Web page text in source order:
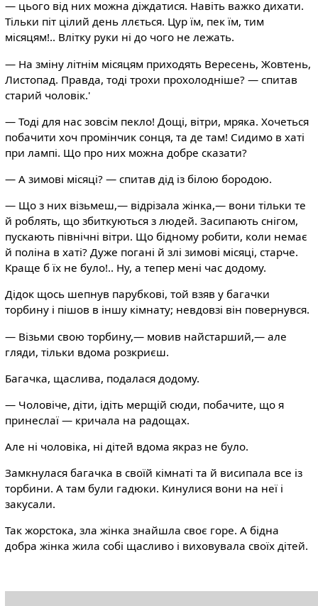
— цього від них можна діждатися. Навіть важко дихати.
Тільки піт цілий день ллється. Цур їм, пек їм, тим
місяцям!.. Влітку руки ні до чого не лежать.
— На зміну літнім місяцям приходять Вересень, Жовтень,
Листопад. Правда, тоді трохи прохолодніше? — спитав
старий чоловік.'
— Тоді для нас зовсім пекло! Дощі, вітри, мряка. Хочеться
побачити хоч промінчик сонця, та де там! Сидимо в хаті
при лампі. Що про них можна добре сказати?
— А зимові місяці? — спитав дід із білою бородою.
— Що з них візьмеш,— відрізала жінка,— вони тільки те
й роблять, що збиткуються з людей. Засипають снігом,
пускають північні вітри. Що бідному робити, коли немає
й поліна в хаті? Дуже погані й злі зимові місяці, старче.
Краще б їх не було!.. Ну, а тепер мені час додому.
Дідок щось шепнув парубкові, той взяв у багачки
торбину і пішов в іншу кімнату; невдовзі він повернувся.
— Візьми свою торбину,— мовив найстарший,— але
гляди, тільки вдома розкриєш.
Багачка, щаслива, подалася додому.
— Чоловіче, діти, ідіть мерщій сюди, побачите, що я
принеслаї — кричала на радощах.
Але ні чоловіка, ні дітей вдома якраз не було.
Замкнулася багачка в своїй кімнаті та й висипала все із
торбини. А там були гадюки. Кинулися вони на неї і
закусали.
Так жорстока, зла жінка знайшла своє горе. А бідна
добра жінка жила собі щасливо і виховувала своїх дітей.